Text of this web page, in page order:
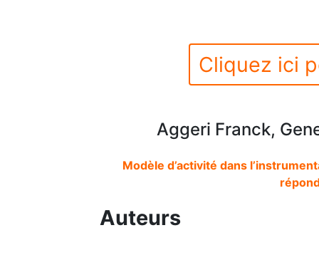
Cliquez ici
Aggeri Franck,
Modèle d’activité dans
Auteurs